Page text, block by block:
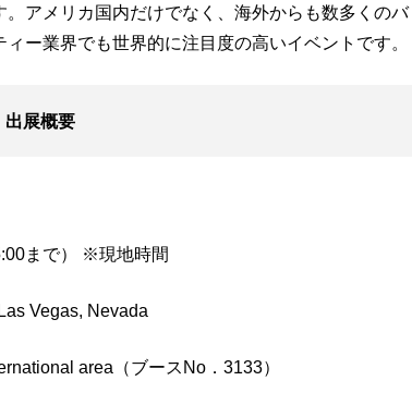
アメリカ国内だけでなく、海外からも数多くのバ
ー業界でも世界的に注目度の高いイベントです。
展概要
まで） ※現地時間
Vegas, Nevada
area（ブースNo．3133）